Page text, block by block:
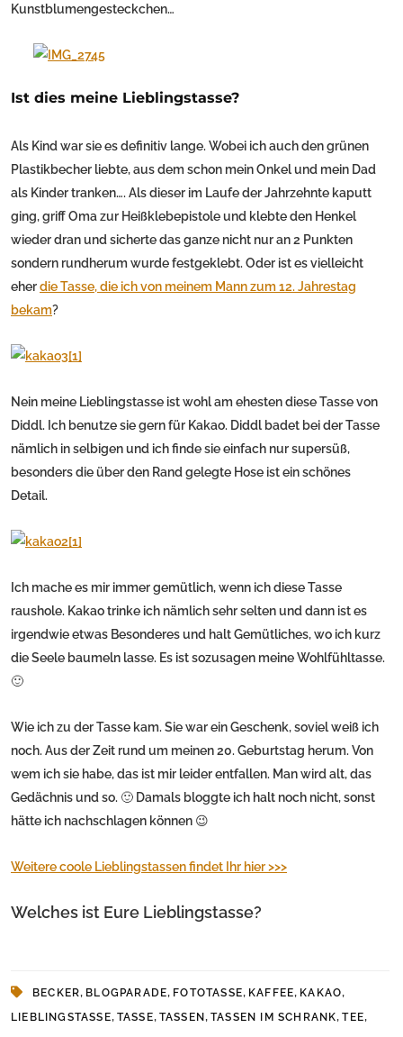
Kunstblumengesteckchen…
Ist dies meine Lieblingstasse?
Als Kind war sie es definitiv lange. Wobei ich auch den grünen
Plastikbecher liebte, aus dem schon mein Onkel und mein Dad
als Kinder tranken…. Als dieser im Laufe der Jahrzehnte kaputt
ging, griff Oma zur Heißklebepistole und klebte den Henkel
wieder dran und sicherte das ganze nicht nur an 2 Punkten
sondern rundherum wurde festgeklebt. Oder ist es vielleicht
eherdie Tasse, die ich von meinem Mann zum 12. Jahrestag
bekam?
Nein meine Lieblingstasse ist wohl am ehesten diese Tasse von
Diddl. Ich benutze sie gern für Kakao. Diddl badet bei der Tasse
nämlich in selbigen und ich finde sie einfach nur supersüß,
besonders die über den Rand gelegte Hose ist ein schönes
Detail.
Ich mache es mir immer gemütlich, wenn ich diese Tasse
raushole. Kakao trinke ich nämlich sehr selten und dann ist es
irgendwie etwas Besonderes und halt Gemütliches, wo ich kurz
die Seele baumeln lasse. Es ist sozusagen meine Wohlfühltasse.
🙂
Wie ich zu der Tasse kam. Sie war ein Geschenk, soviel weiß ich
noch. Aus der Zeit rund um meinen 20. Geburtstag herum. Von
wem ich sie habe, das ist mir leider entfallen. Man wird alt, das
Gedächnis und so. 🙂 Damals bloggte ich halt noch nicht, sonst
hätte ich nachschlagen können 😉
Weitere coole Lieblingstassen findet Ihr hier >>>
Welches ist Eure Lieblingstasse?
BECKER, BLOGPARADE, FOTOTASSE, KAFFEE, KAKAO,
LIEBLINGSTASSE, TASSE, TASSEN,TASSEN IM SCHRANK,TEE,